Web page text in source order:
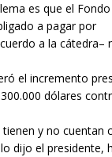
es que el
a pagar por
a la cátedra–
el incremento
dólares
y no cuentan
dijo el presidente,